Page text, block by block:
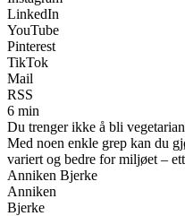
LinkedIn
YouTube
Pinterest
TikTok
Mail
RSS
6 min
Du trenger ikke å bli
Med noen enkle grep kan du
variert og bedre for miljøet –
Anniken Bjerke
Anniken
Bjerke